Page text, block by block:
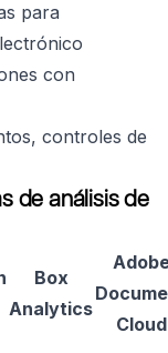
para
con
controles de
de análisis de
Box
Analytics
Cloud